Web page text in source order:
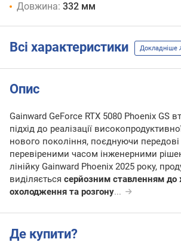
Довжина: 332 мм
Всі характеристики Докладніше
Опис
Gainward GeForce RTX 5080 Phoenix GS
підхід до реалізації
нового покоління, поєднуючи передові
перевіреними часом інженерними
лінійку Gainward Phoenix 2025 року,
виділяється серйозним ставленням до
охолодження та розгону...
Де купити?